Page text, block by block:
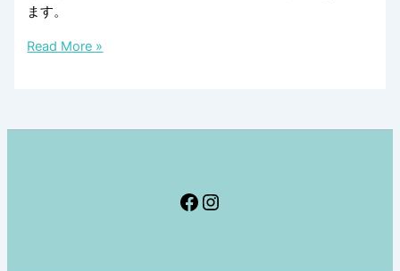
ます。
ト
ィ
Read More »
Facebook
Instagram